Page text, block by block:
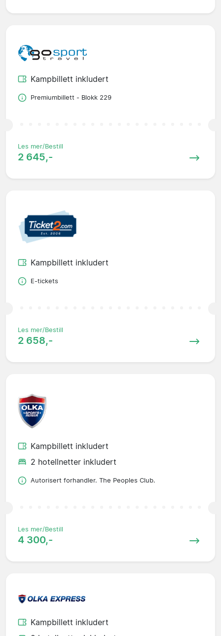
Kampbillett inkludert
Premiumbillett - Blokk 229
Les mer/Bestill
2 645,-
Kampbillett inkludert
E-tickets
Les mer/Bestill
2 658,-
Kampbillett inkludert
2 hotellnetter inkludert
Autorisert forhandler. The Peoples Club.
Les mer/Bestill
4 300,-
Kampbillett inkludert